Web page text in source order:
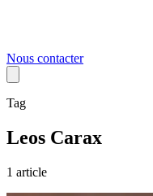
Nous contacter
Tag
Leos Carax
1 article